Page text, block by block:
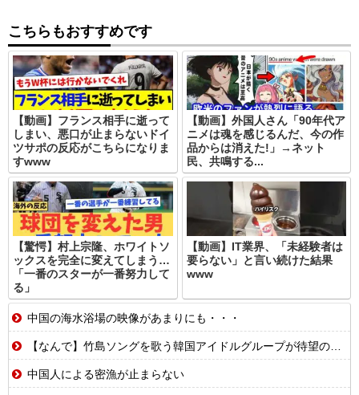
こちらもおすすめです
【動画】フランス相手に逝って
しまい、悪口が止まらないドイ
ツサポの反応がこちらになりま
すwww
【動画】外国人さん「90年代ア
ニメは魂を感じるんだ、今の作
品からは消えた!」→ネット
民、共鳴する...
【驚愕】村上宗隆、ホワイトソ
ックスを完全に変えてしまう…
「一番のスターが一番努力して
る」
【動画】IT業界、「未経験者は
要らない」と言い続けた結果
www
中国の海水浴場の映像があまりにも・・・
【なんで】竹島ソングを歌う韓国アイドルグループが待望の日本デビュー
中国人による密漁が止まらない